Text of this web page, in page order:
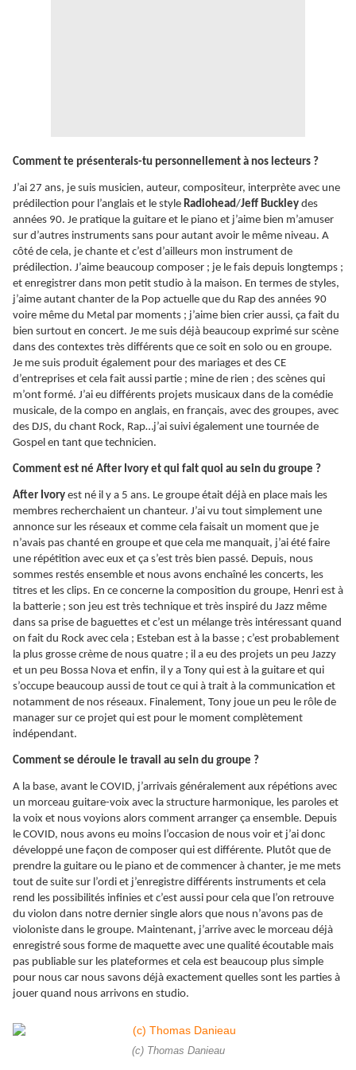
Comment te présenterais-tu personnellement à nos lecteurs ?
J’ai 27 ans, je suis musicien, auteur, compositeur, interprète avec une
prédilection pour l’anglais et le style Radiohead/Jeff Buckley des
années 90. Je pratique la guitare et le piano et j’aime bien m’amuser
sur d’autres instruments sans pour autant avoir le même niveau. A
côté de cela, je chante et c’est d’ailleurs mon instrument de
prédilection. J’aime beaucoup composer ; je le fais depuis longtemps ;
et enregistrer dans mon petit studio à la maison. En termes de styles,
j’aime autant chanter de la Pop actuelle que du Rap des années 90
voire même du Metal par moments ; j’aime bien crier aussi, ça fait du
bien surtout en concert. Je me suis déjà beaucoup exprimé sur scène
dans des contextes très différents que ce soit en solo ou en groupe.
Je me suis produit également pour des mariages et des CE
d’entreprises et cela fait aussi partie ; mine de rien ; des scènes qui
m’ont formé. J’ai eu différents projets musicaux dans de la comédie
musicale, de la compo en anglais, en français, avec des groupes, avec
des DJS, du chant Rock, Rap…j’ai suivi également une tournée de
Gospel en tant que technicien.
Comment est né After Ivory et qui fait quoi au sein du groupe ?
After Ivory est né il y a 5 ans. Le groupe était déjà en place mais les
membres recherchaient un chanteur. J’ai vu tout simplement une
annonce sur les réseaux et comme cela faisait un moment que je
n’avais pas chanté en groupe et que cela me manquait, j’ai été faire
une répétition avec eux et ça s’est très bien passé. Depuis, nous
sommes restés ensemble et nous avons enchaîné les concerts, les
titres et les clips. En ce concerne la composition du groupe, Henri est à
la batterie ; son jeu est très technique et très inspiré du Jazz même
dans sa prise de baguettes et c’est un mélange très intéressant quand
on fait du Rock avec cela ; Esteban est à la basse ; c’est probablement
la plus grosse crème de nous quatre ; il a eu des projets un peu Jazzy
et un peu Bossa Nova et enfin, il y a Tony qui est à la guitare et qui
s’occupe beaucoup aussi de tout ce qui à trait à la communication et
notamment de nos réseaux. Finalement, Tony joue un peu le rôle de
manager sur ce projet qui est pour le moment complètement
indépendant.
Comment se déroule le travail au sein du groupe ?
A la base, avant le COVID, j’arrivais généralement aux répétions avec
un morceau guitare-voix avec la structure harmonique, les paroles et
la voix et nous voyions alors comment arranger ça ensemble. Depuis
le COVID, nous avons eu moins l’occasion de nous voir et j’ai donc
développé une façon de composer qui est différente. Plutôt que de
prendre la guitare ou le piano et de commencer à chanter, je me mets
tout de suite sur l’ordi et j’enregistre différents instruments et cela
rend les possibilités infinies et c’est aussi pour cela que l’on retrouve
du violon dans notre dernier single alors que nous n’avons pas de
violoniste dans le groupe. Maintenant, j’arrive avec le morceau déjà
enregistré sous forme de maquette avec une qualité écoutable mais
pas publiable sur les plateformes et cela est beaucoup plus simple
pour nous car nous savons déjà exactement quelles sont les parties à
jouer quand nous arrivons en studio.
(c) Thomas Danieau